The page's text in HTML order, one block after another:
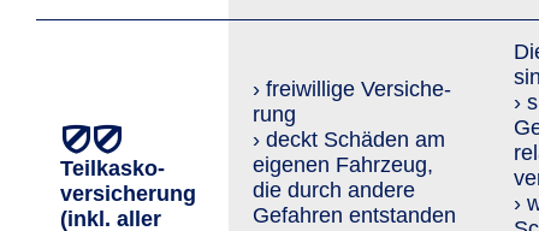
Teilkasko­
versicherung
(inkl. aller
› freiwillige Versi­che­
rung
› deckt Schäden am
eigenen Fahrzeug,
die durch andere
Gefahren entstanden
›
›